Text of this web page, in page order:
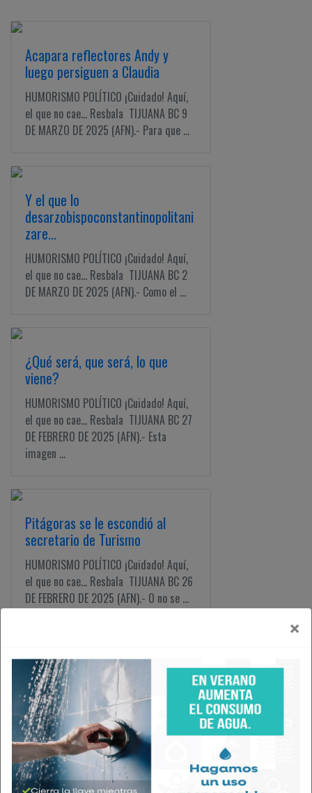
×
Acapara reflectores Andy y
luego persiguen a Claudia
HUMORISMO POLÍTICO ¡Cuidado! Aquí,
el que no cae... Resbala TIJUANA BC 9
DE MARZO DE 2025 (AFN).- Para que ...
Y el que lo
desarzobispoconstantinopolitani
zare...
HUMORISMO POLÍTICO ¡Cuidado! Aquí,
el que no cae... Resbala TIJUANA BC 2
DE MARZO DE 2025 (AFN).- Como el ...
¿Qué será, que será, lo que
viene?
HUMORISMO POLÍTICO ¡Cuidado! Aquí,
el que no cae... Resbala TIJUANA BC 27
DE FEBRERO DE 2025 (AFN).- Esta
imagen ...
Pitágoras se le escondió al
secretario de Turismo
HUMORISMO POLÍTICO ¡Cuidado! Aquí,
el que no cae... Resbala TIJUANA BC 26
DE FEBRERO DE 2025 (AFN).- O no se ...
Preocupa más el fentanilo, por
lo menos a Rocha
HUMORISMO POLÍTICO ¡Cuidado! Aquí,
el que no cae... Resbala TIJUANA BC 25
DE FEBRERO DE 2025 (AFN).- El ...